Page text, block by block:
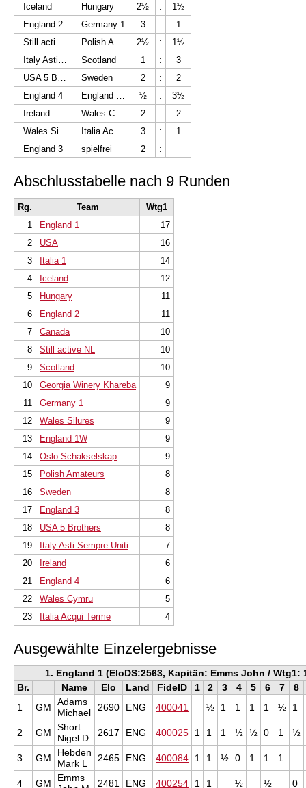
Iceland
Hungary 2½ :
1½
England 2
Germany 1 3 :
1
2½ :
1½
Scotland 1 :
3
Sweden 2 :
2
England 4
½ :
3½
Ireland
2 :
2
3 :
1
England 3
spielfrei 2 :
Abschlusstabelle nach 9 Runden
Rg. Team
Wtg1
1
England 1
17
2
USA
16
3
Italia 1
14
4
Iceland
12
5
Hungary
11
6
England 2
11
7
Canada
10
8
Still active NL
10
9
Scotland
10
10
Georgia Winery Khareba
9
11
Germany 1
9
12
Wales Silures
9
13
England 1W
9
14
Oslo Schakselskap
9
15
Polish Amateurs
8
16
Sweden
8
17
England 3
8
18
USA 5 Brothers
8
19
Italy Asti Sempre Uniti
7
20
Ireland
6
21
England 4
6
22
Wales Cymru
5
23
Italia Acqui Terme 4
Ausgewählte Einzelergebnisse
1. England 1 (EloDS:2563, Kapitän: Emms John / Wtg1:
Br.
Name Elo Land FideID 1 2 3 4 5 6 7
8
1
GM
Adams
Michael
2690 ENG 400041 ½ 1 1 1 1 ½ 1
2 GM
Short
Nigel D
2617 ENG 400025 1 1 1 ½ ½ 0 1 ½
3 GM
Hebden
Mark L
2465 ENG 400084 1 1 ½ 0 1 1 1
4 GM
Emms
2481 ENG 400254 1 1 ½ ½ 0